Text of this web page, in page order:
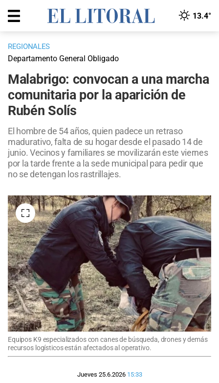
13.4°
REGIONALES
Departamento General Obligado
Malabrigo: convocan a una marcha
comunitaria por la aparición de
Rubén Solís
El hombre de 54 años, quien padece un retraso
madurativo, falta de su hogar desde el pasado 14 de
junio. Vecinos y familiares se movilizarán este viernes
por la tarde frente a la sede municipal para pedir que
no se detengan los rastrillajes.
Equipos K9 especializados con canes de búsqueda, drones y demás
recursos logísticos están afectados al operativo.
Jueves 25.6.2026 15:33